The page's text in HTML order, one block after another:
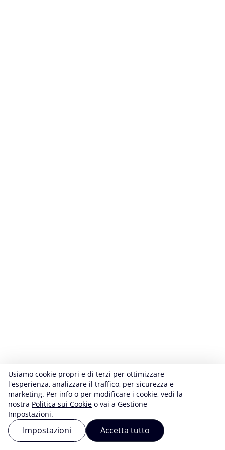
Usiamo cookie propri e di terzi per ottimizzare
l'esperienza, analizzare il traffico, per sicurezza e
marketing. Per info o per modificare i cookie, vedi la
nostra Politica sui Cookie o vai a Gestione
Impostazioni.
Impostazioni Accetta tutto